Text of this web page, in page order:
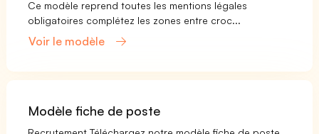
Ce modèle reprend toutes les mentions légales
obligatoires complétez les zones entre croc...
Voir le modèle
Modèle fiche de poste